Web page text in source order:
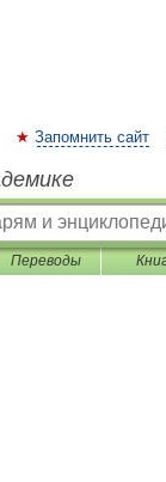
Запомнить сайт
Переводы